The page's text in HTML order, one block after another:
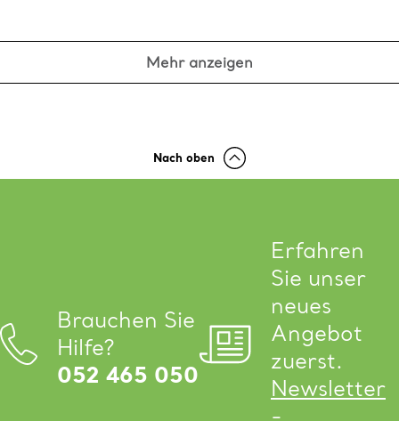
Mehr anzeigen
Nach oben
Brauchen Sie
Hilfe?
052 465 050
Erfahren
Sie unser
neues
Angebot
zuerst.
Newsletter